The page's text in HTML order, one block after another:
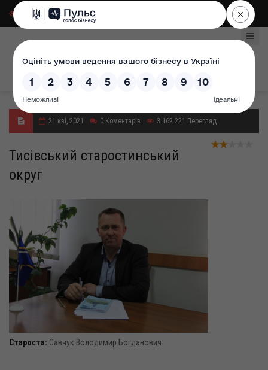
Для слабозорих|
21 кві, 2021 0 Коментарів 3 162 221 Перегляд
Тисівський старостинський
округ
Староста: Савчук Володимир Богданович